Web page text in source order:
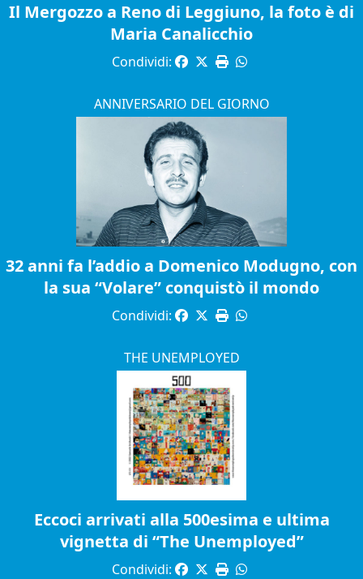
Il Mergozzo a Reno di Leggiuno, la foto è di
Maria Canalicchio
Condividi:
ANNIVERSARIO DEL GIORNO
32 anni fa l’addio a Domenico Modugno, con
la sua “Volare” conquistò il mondo
Condividi:
THE UNEMPLOYED
Eccoci arrivati alla 500esima e ultima
vignetta di “The Unemployed”
Condividi: